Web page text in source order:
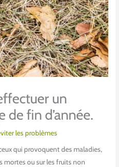
un
fin d’année.
les problèmes
qui provoquent des maladies,
mortes ou sur les fruits non